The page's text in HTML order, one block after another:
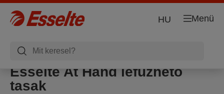
Menü
HU
Esselte At Hand lefűzhető
tasak